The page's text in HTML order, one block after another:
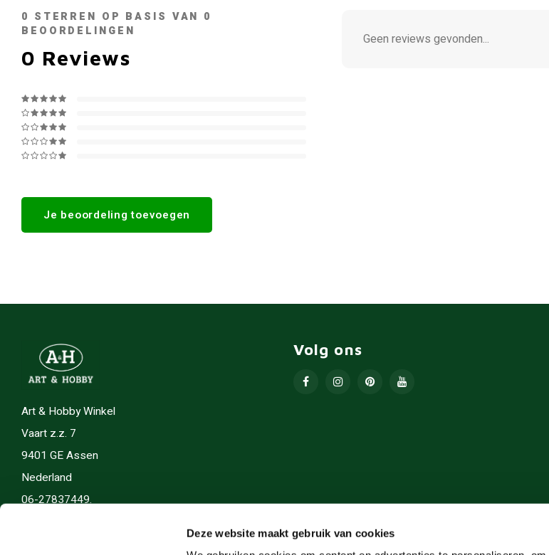
Deze website maakt gebruik van cookies
0 STERREN OP BASIS VAN 0
BEOORDELINGEN
0 Reviews
Je beoordeling toevoegen
Geen reviews gevonden...
Art & Hobby Winkel
Vaart z.z. 7
9401 GE Assen
Nederland
06-27837449.
Volg ons